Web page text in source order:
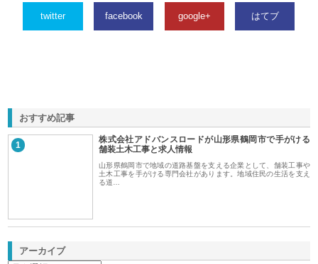
twitter facebook google+ はてブ
おすすめ記事
1
株式会社アドバンスロードが山形県鶴岡市で手がける
舗装土木工事と求人情報
山形県鶴岡市で地域の道路基盤を支える企業として、舗装工事や
土木工事を手がける専門会社があります。地域住民の生活を支え
る道…
アーカイブ